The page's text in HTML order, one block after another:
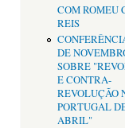
COM ROMEU
REIS
DE
SOBRE
E CONTRA-
REVOLUÇÃO
PORTUGAL
ABRIL"